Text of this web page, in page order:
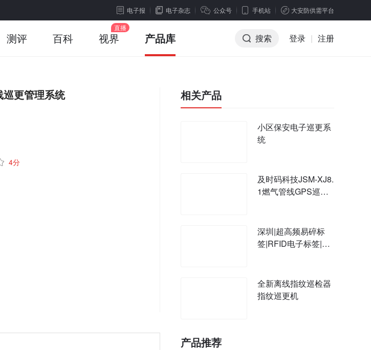
电子报 电子杂志 公众号 手机站 大安防供需平台
测评 百科 视界 产品库 搜索 登录 | 注册
更管理系统
4分
相关产品
小区保安电子巡更系
统
及时码科技JSM-XJ8.
1燃气管线GPS巡检
深圳|超高频易碎标
签|RFID电子标签|英
全新离线指纹巡检器
指纹巡更机
产品推荐